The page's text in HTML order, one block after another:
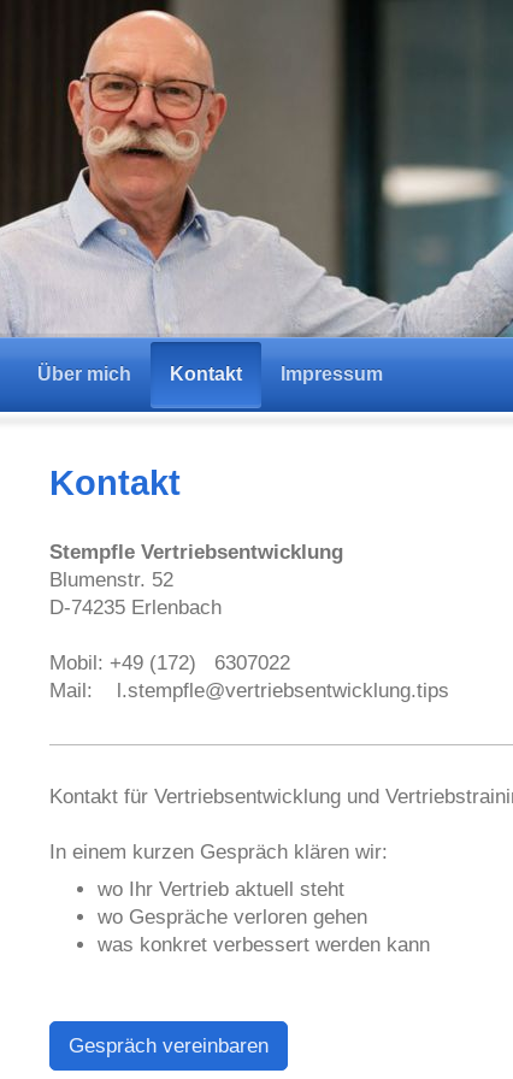
Über mich Kontakt Impressum
Kontakt
Stempfle Vertriebsentwicklung
Blumenstr. 52
D-74235 Erlenbach
Mobil: +49 (172) 6307022
Mail: l.stempfle@vertriebsentwicklung.tips
Kontakt für Vertriebsentwicklung und
In einem kurzen Gespräch klären wir:
wo Ihr Vertrieb aktuell steht
wo Gespräche verloren gehen
was konkret verbessert werden kann
Gespräch vereinbaren